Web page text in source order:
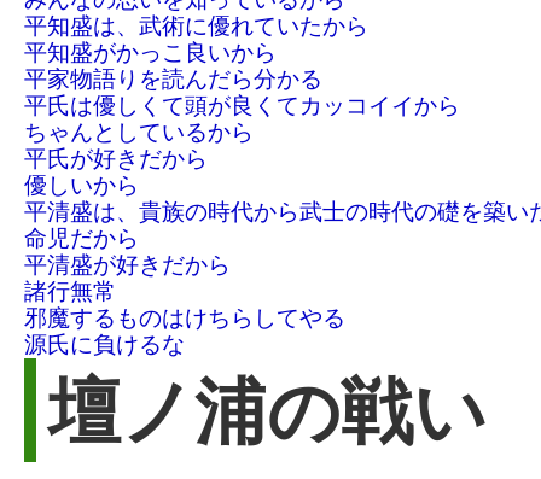
平知盛は、武術に優れていたから
平知盛がかっこ良いから
平家物語りを読んだら分かる
平氏は優しくて頭が良くてカッコイイから
ちゃんとしているから
平氏が好きだから
優しいから
平清盛は、貴族の時代から武士の時代の礎を築い
命児だから
平清盛が好きだから
諸行無常
邪魔するものはけちらしてやる
源氏に負けるな
壇ノ浦の戦い